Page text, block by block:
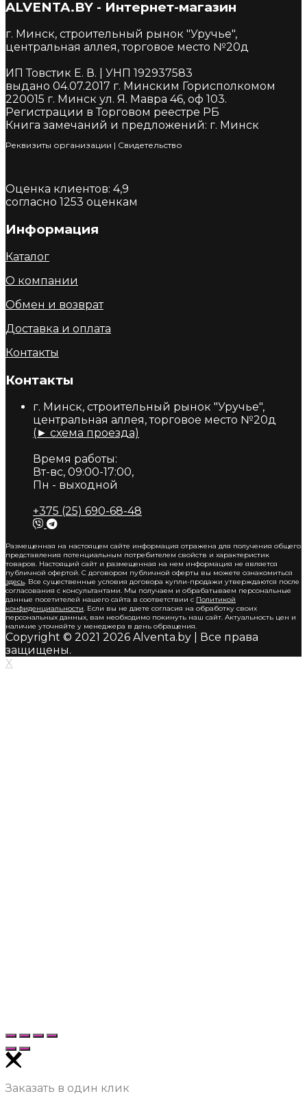
ALVENTA.BY - Интернет-магазин
г. Минск, строительный рынок "Уручье",
центральная аллея, торговое место №20д
ИП Товстик Е. В. | УНП 192937583
выдано 04.07.2017 г. Минским Горисполкомом
220015 г. Минск ул. Я. Мавра 46, оф 103.
Регистрации в Торговом реестре РБ
Книга замечаний и предложений: г. Минск
Реквизиты организации | Cвидетельство
Оценка клиентов: 4,9
согласно 1253 оценкам
Информация
Каталог
О компании
Обмен и возврат
Доставка и оплата
Контакты
Контакты
г. Минск, строительный рынок "Уручье",
центральная аллея, торговое место №20д
(► схема проезда)
Время работы:
Вт-вс, 09:00-17:00,
Пн - выходной
+375 (25) 690-68-48
Размещенная на настоящем сайте информация отражена для получения общего
представления потенциальным потребителем свойств и характеристик
товаров. Настоящий сайт и размещенная на нем информация не является
публичной офертой. С договором публичной оферты вы можете ознакомиться
здесь. Все существенные условия договора купли-продажи утверждаются после
согласования с консультантами. Мы получаем и обрабатываем персональные
данные посетителей нашего сайта в соответствии с Политикой
конфиденциальности. Если вы не даете согласия на обработку своих
персональных данных, вам необходимо покинуть наш сайт. Актуальность цен и
наличие уточняйте у менеджера в день обращения.
Copyright © 2021 2026 Alventa.by | Все права
защищены.
X
Заказать в один клик